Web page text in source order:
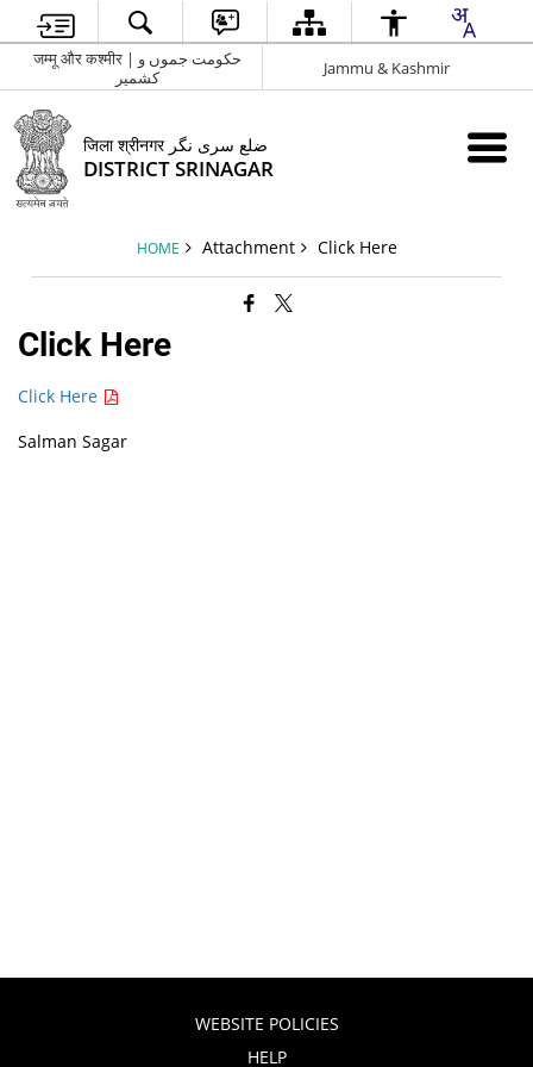
जम्मू और कश्मीर | حکومت جموں و
کشمیر
Jammu & Kashmir
जिला श्रीनगर ضلع سری نگر
DISTRICT SRINAGAR
HOME Attachment Click Here
Click Here
Click Here
Salman Sagar
WEBSITE POLICIES
HELP